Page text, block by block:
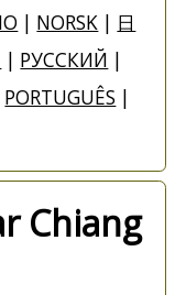
| NORSK | 日
| РУССКИЙ |
PORTUGUÊS |
Chiang